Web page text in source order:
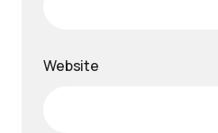
Website